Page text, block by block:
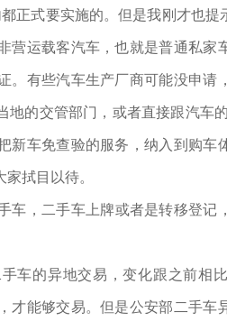
正式要实施的。但是我刚才也
营运载客汽车，也就是普通私家
。有些汽车生产厂商可能没申请
地的交管部门，或者直接跟汽车
新车免查验的服务，纳入到购车
拭目以待。
车，二手车上牌或者是转移登记
手车的异地交易，变化跟之前相
才能够交易。但是公安部二手车